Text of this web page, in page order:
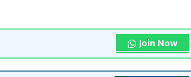
Join Now